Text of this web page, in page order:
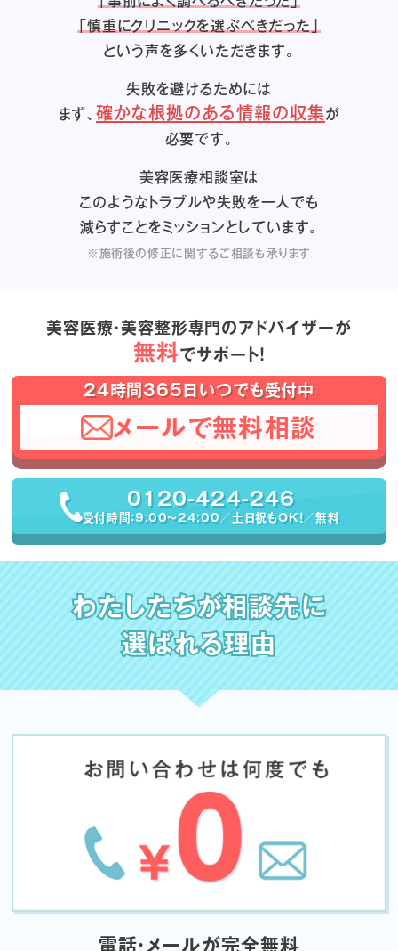
「慎重にクリニックを選ぶべきだった」
という声を多くいただきます。
失敗を避けるためには
まず、確かな根拠のある情報の収集が
必要です。
美容医療相談室は
このようなトラブルや失敗を一人でも
減らすことをミッションとしています。
※施術後の修正に関するご相談も承ります
美容医療・美容整形専門のアドバイザーが
無料でサポート！
24時間365日いつでも受付中
メールで無料相談
0120-424-246
受付時間：9:00〜24:00／土日祝もOK！／無料
わたしたちが相談先に
選ばれる理由
電話・メールが完全無料